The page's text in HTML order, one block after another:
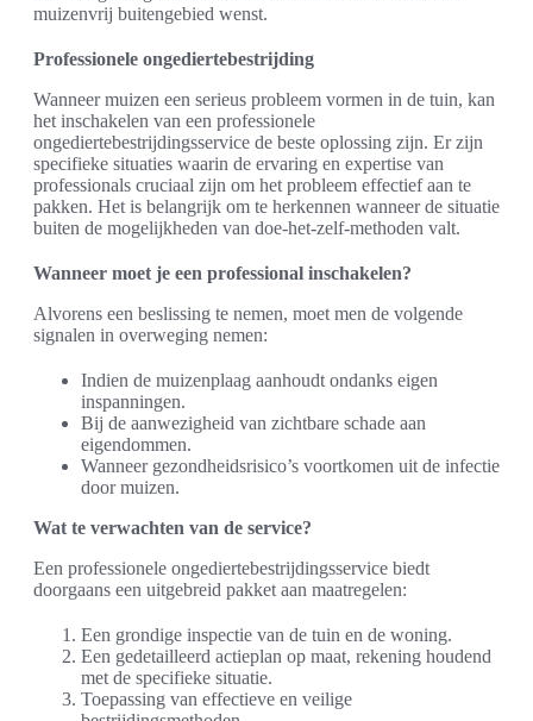
muizenvrij buitengebied wenst.
Professionele ongediertebestrijding
Wanneer muizen een serieus probleem vormen in de tuin, kan
het inschakelen van een professionele
ongediertebestrijdingsservice de beste oplossing zijn. Er zijn
specifieke situaties waarin de ervaring en expertise van
professionals cruciaal zijn om het probleem effectief aan te
pakken. Het is belangrijk om te herkennen wanneer de situatie
buiten de mogelijkheden van doe-het-zelf-methoden valt.
Wanneer moet je een professional inschakelen?
Alvorens een beslissing te nemen, moet men de volgende
signalen in overweging nemen:
Indien de muizenplaag aanhoudt ondanks eigen
inspanningen.
Bij de aanwezigheid van zichtbare schade aan
eigendommen.
Wanneer gezondheidsrisico’s voortkomen uit de infectie
door muizen.
Wat te verwachten van de service?
Een professionele ongediertebestrijdingsservice biedt
doorgaans een uitgebreid pakket aan maatregelen:
Een grondige inspectie van de tuin en de woning.
Een gedetailleerd actieplan op maat, rekening houdend
met de specifieke situatie.
Toepassing van effectieve en veilige